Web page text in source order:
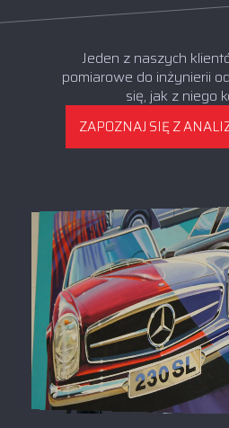
Jeden z naszych
pomiarowe do inżynierii
się, jak z niego
ZAPOZNAJ SIĘ Z